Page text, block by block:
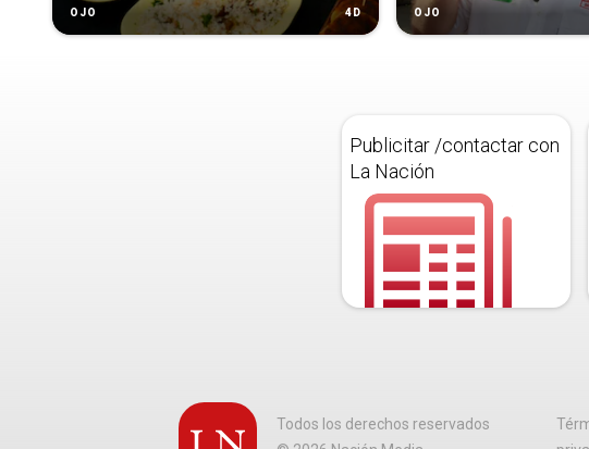
OJO 4D OJO
Publicitar /contactar con
La Nación
Todos los derechos reservados